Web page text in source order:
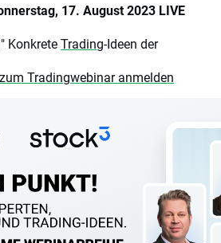
17. August 2023 LIVE
KonkreteTrading-Ideen der
Tradingwebinar anmelden